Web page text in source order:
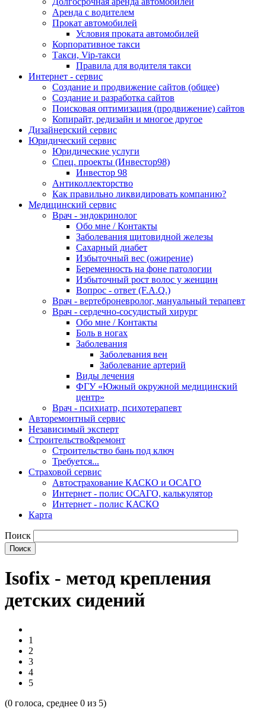
Аренда с водителем
Прокат автомобилей
Условия проката автомобилей
Корпоративное такси
Такси, Vip-такси
Правила для водителя такси
Интернет - сервис
Создание и продвижение сайтов (общее)
Создание и разработка сайтов
Поисковая оптимизация (продвижение) сайтов
Копирайт, редизайн и многое другое
Дизайнерский сервис
Юридический сервис
Юридические услуги
Спец. проекты (Инвестор98)
Инвестор 98
Антиколлекторство
Как правильно ликвидировать компанию?
Медицинский сервис
Врач - эндокринолог
Обо мне / Контакты
Заболевания щитовидной железы
Сахарный диабет
Избыточный вес (ожирение)
Беременность на фоне патологии
Избыточный рост волос у женщин
Вопрос - ответ (F.A.Q.)
Врач - вертеброневролог, мануальный терапевт
Врач - сердечно-сосудистый хирург
Обо мне / Контакты
Боль в ногах
Заболевания
Заболевания вен
Заболевание артерий
Виды лечения
ФГУ «Южный окружной медицинский
центр»
Врач - психиатр, психотерапевт
Авторемонтный сервис
Независимый эксперт
Строительство&ремонт
Строительство бань под ключ
Требуется...
Страховой сервис
Автострахование КАСКО и ОСАГО
Интернет - полис ОСАГО, калькулятор
Интернет - полис КАСКО
Карта
Поиск
Isofix - метод крепления
детских сидений
1
2
3
4
5
(0 голоса, среднее 0 из 5)